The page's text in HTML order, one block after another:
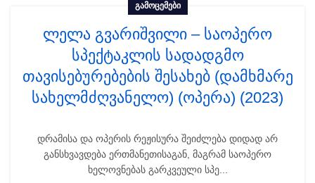
ᲒᲐᲛᲝᲪᲔᲛᲔᲑᲘ
ლელა გვარიშვილი – საოპერო
სპექტაკლის სადადგმო
თავისებურებების შესახებ (დამხმარე
სახელმძღვანელო) (ოპერა) (2023)
დრამისა და ოპერის რეჟისურა შეიძლება დიდად არ
განსხვავდება ერთმანეთისაგან, მაგრამ საოპერო
ხელოვნებას გარკვეული სპე...